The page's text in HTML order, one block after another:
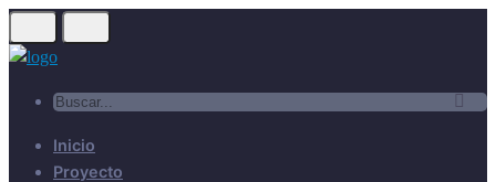
Inicio
Proyecto